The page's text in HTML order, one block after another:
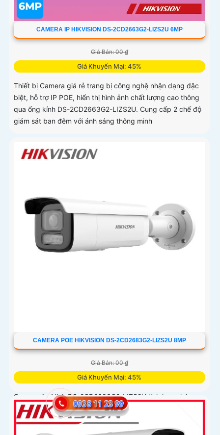
CAMERA IP HIKVISION DS-2CD2663G2-LIZS2U 6MP
Giá Bán: 00 ₫
Giá Khuyến Mại: 45%
Thiết bị Camera giá rẻ trang bị công nghệ nhận dạng đặc
biệt, hỗ trợ IP POE, hiển thị hình ảnh chất lượng cao thông
qua ống kính DS-2CD2663G2-LIZS2U. Cung cấp 2 chế độ
giám sát ban đêm với ánh sáng thông minh
CAMERA POE HIKVISION DS-2CD2683G2-LIZS2U 8MP
Giá Bán: 00 ₫
Giá Khuyến Mại: 45%
Camera An Ninh DS-2CD2683G2-LIZS2U tích hợp chức
năng Thu Âm và Phát hiện chuyển động, Chống Ngược
Sáng DWDR 150db, hình ảnh rõ dù ở đâu, dành cho các
công trình chuyên dụng. Công nghệ H.265+/H